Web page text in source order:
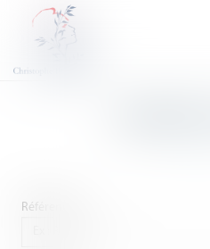
Référence